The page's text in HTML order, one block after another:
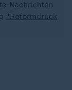
Nachrichten
"Reformdruck